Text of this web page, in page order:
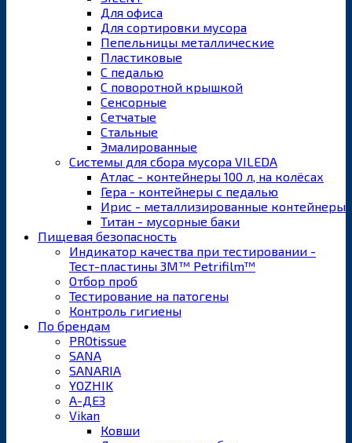
Для офиса
Для сортировки мусора
Пепельницы металлические
Пластиковые
С педалью
С поворотной крышкой
Сенсорные
Сетчатые
Стальные
Эмалированные
Системы для сбора мусора VILEDA
Атлас - контейнеры 100 л, на колёсах
Гера - контейнеры с педалью
Ирис - металлизированные контейнеры
Титан - мусорные баки
Пищевая безопасность
Индикатор качества при тестировании -
Тест-пластины 3M™ Petrifilm™
Отбор проб
Тестирование на патогены
Контроль гигиены
По брендам
PROtissue
SANA
SANARIA
YOZHIK
А-ДЕЗ
Vikan
Ковши